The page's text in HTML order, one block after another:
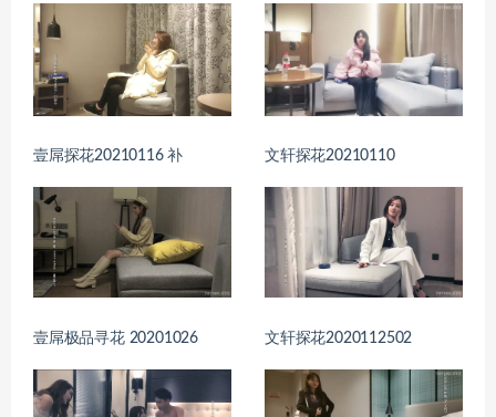
壹屌探花20210116 补 文轩探花20210110
壹屌极品寻花 20201026 文轩探花2020112502